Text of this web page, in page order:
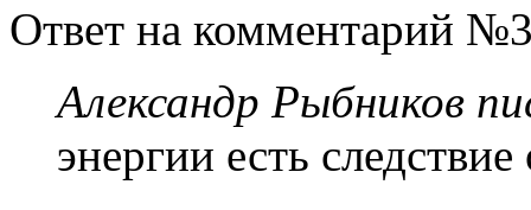
Ответ на комментарий
Александр Рыбников
энергии есть